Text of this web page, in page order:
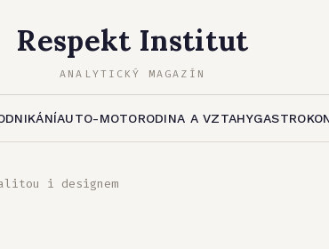
Respekt Institut
ANALYTICKÝ MAGAZÍN
AUTO-MOTORODINA A VZTAHYGASTRO
i designem